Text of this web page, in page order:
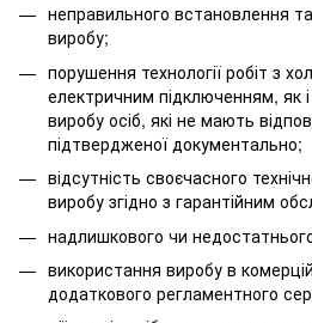
неправильного встановлення
виробу;
порушення технології робіт з
електричним підключенням, як
виробу осіб, які не мають
підтвердженої документально;
відсутність своєчасного
виробу згідно з гарантійним
надлишкового чи
використання виробу в
додаткового регламентного